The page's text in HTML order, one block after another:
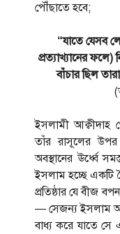
পৌঁছাতে হবে;
“যাতে যেসব
প্রত্যাখ্যানের ফলে)
বাঁচার ছিল
ইসলামী আক্বীদাহ
তাঁর রাসূলের উপর
অবস্থানের ঊর্ধ্বে
ইসলাম হচ্ছে একটি
প্রতিষ্ঠার যে বীজ
— সেজন্য ইসলাম
বাধ্য করে যাতে সে